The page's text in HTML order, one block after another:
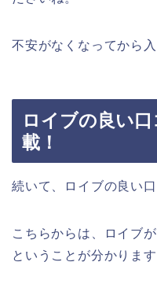
不安がなくなってから
ロイブの良い
載！
続いて、ロイブの良い
こちらからは、ロイブ
ということが分かります